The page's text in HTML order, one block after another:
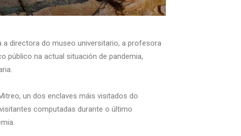
directora do museo universitario, a profesora
público na actual situación de pandemia,
un dos enclaves máis visitados do
computadas durante o último